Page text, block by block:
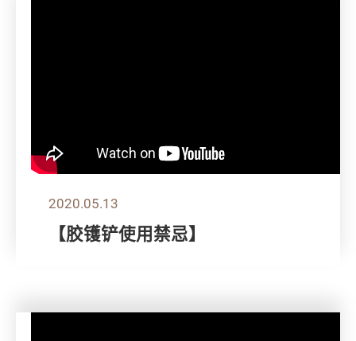
2020.05.13
【胶镬铲使用禁忌】